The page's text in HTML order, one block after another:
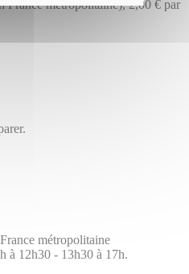
France métropolitaine), 2,00 € par
métropolitaine
à 12h30 - 13h30 à 17h.